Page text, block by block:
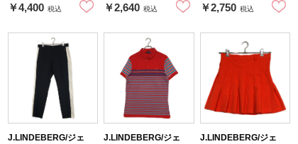
￥4,400 税込 ￥2,640 税込 ￥2,750 税込
J.LINDEBERG/ジェ
J.LINDEBERG/ジェ
J.LINDEBERG/ジェ